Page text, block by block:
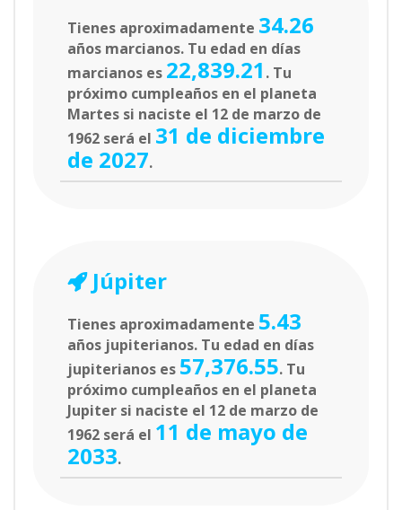
Tienes aproximadamente 34.26
años marcianos. Tu edad en días
marcianos es 22,839.21 . Tu
próximo cumpleaños en el planeta
Martes si naciste el 12 de marzo de
1962 será el 31 de diciembre
de 2027.
Júpiter
Tienes aproximadamente 5.43
años jupiterianos. Tu edad en días
jupiterianos es 57,376.55. Tu
próximo cumpleaños en el planeta
Jupiter si naciste el 12 de marzo de
1962 será el 11 de mayo de
2033.